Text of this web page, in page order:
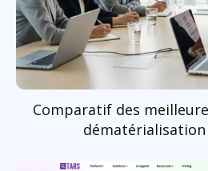
Comparatif des
dématérialisation